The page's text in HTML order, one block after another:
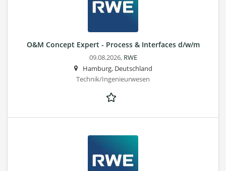
O&M Concept Expert - Process & Interfaces d/w/m
09.08.2026, RWE
Hamburg, Deutschland
Technik/Ingenieurwesen